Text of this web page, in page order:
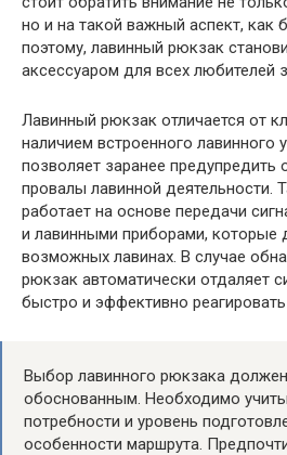
но и на такой важный аспект, как
поэтому, лавинный рюкзак
аксессуаром для всех любителей
Лавинный рюкзак отличается от
наличием встроенного лавинного
позволяет заранее предупредить
провалы лавинной деятельности.
работает на основе передачи
и лавинными приборами, которые
возможных лавинах. В случае
рюкзак автоматически отдаляет
быстро и эффективно
Выбор лавинного рюкзака
обоснованным. Необходимо
потребности и уровень
особенности маршрута.